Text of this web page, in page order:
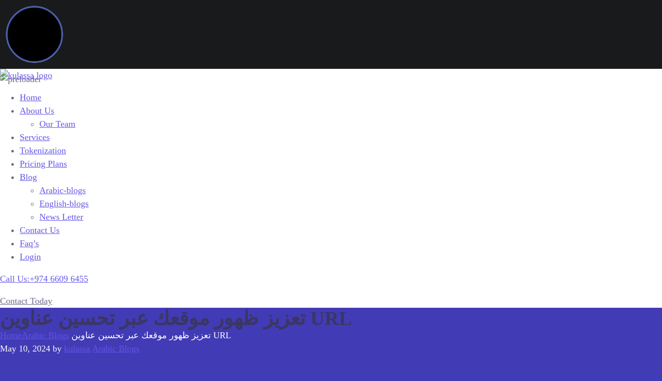
Home
About Us
Our Team
Services
Tokenization
Pricing Plans
Blog
Arabic-blogs
English-blogs
News Letter
Contact Us
Faq’s
Login
Call Us:+974 6609 6455
Contact Today
تعزيز ظهور موقعك عبر تحسين عناوين URL
HomeArabic Blogs
تعزيز ظهور موقعك عبر تحسين عناوين URL
May 10, 2024 by kulassa Arabic Blogs